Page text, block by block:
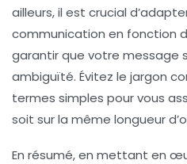
ailleurs, il est crucial
communication en fonction
garantir que votre message
ambiguïté. Évitez le jargon
termes simples pour vous
soit sur la même longueur
En résumé, en mettant en